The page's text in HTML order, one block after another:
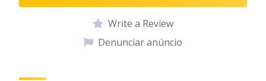
Write a Review
Denunciar anúncio